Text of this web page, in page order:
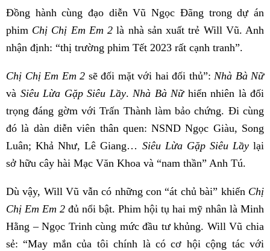
Đồng hành cùng đạo diễn Vũ Ngọc Đãng trong dự án
phim Chị Chị Em Em 2là nhà sản xuất trẻ Will Vũ. Anh
nhận định: “thị trường phim Tết 2023 rất cạnh tranh”.
Chị Chị Em Em 2 sẽ đối mặt với hai đối thủ”: Nhà Bà Nữ
và Siêu Lừa Gặp Siêu Lầy. Nhà Bà Nữhiển nhiên là đối
trọng đáng gờm với Trấn Thành làm bảo chứng. Đi cùng
đó là dàn diễn viên thân quen: NSND Ngọc Giàu, Song
Luân; Khả Như, Lê Giang… Siêu Lừa Gặp Siêu Lầylại
sở hữu cây hài Mạc Văn Khoa và “nam thần” Anh Tú.
Dù vậy, Will Vũ vẫn có những con “át chủ bài” khiến Chị
Chị Em Em 2 đủ nổi bật. Phim hội tụ hai mỹ nhân là Minh
Hằng – Ngọc Trinh cùng mức đầu tư khủng. Will Vũ chia
sẻ: “May mắn của tôi chính là có cơ hội cộng tác với